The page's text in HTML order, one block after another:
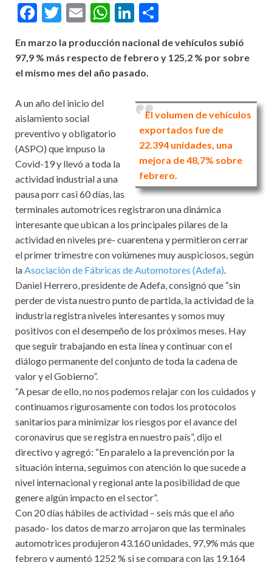
Facebook
Twitter
EmailWhatsApp
LinkedIn
En marzo la producción nacional de vehículos subió
97,9 % más respecto de febrero y 125,2 % por sobre
el mismo mes del año pasado.
El volumen de vehículos
exportados fue de
22.394 unidades, una
mejora de 48,7% sobre
febrero.
A un año del inicio del
aislamiento social
preventivo y obligatorio
(ASPO) que impuso la
Covid-19 y llevó a toda la
actividad industrial a una
pausa porr casi 60 días, las
terminales automotrices registraron una dinámica
interesante que ubican a los principales pilares de la
actividad en niveles pre- cuarentena y permitieron cerrar
el primer trimestre con volúmenes muy auspiciosos, según
laAsociación de Fábricas de Automotores (Adefa).
Daniel Herrero, presidente de Adefa, consignó que “sin
perder de vista nuestro punto de partida, la actividad de la
industria registra niveles interesantes y somos muy
positivos con el desempeño de los próximos meses. Hay
que seguir trabajando en esta línea y continuar con el
diálogo permanente del conjunto de toda la cadena de
valor y el Gobierno”.
“A pesar de ello, no nos podemos relajar con los cuidados y
continuamos rigurosamente con todos los protocolos
sanitarios para minimizar los riesgos por el avance del
coronavirus que se registra en nuestro país”, dijo el
directivo y agregó: “En paralelo a la prevención por la
situación interna, seguimos con atención lo que sucede a
nivel internacional y regional ante la posibilidad de que
genere algún impacto en el sector”.
Con 20 días hábiles de actividad – seis más que el año
pasado- los datos de marzo arrojaron que las terminales
automotrices produjeron 43.160 unidades, 97,9% más que
febrero y aumentó 1252 % si se compara con las 19.164